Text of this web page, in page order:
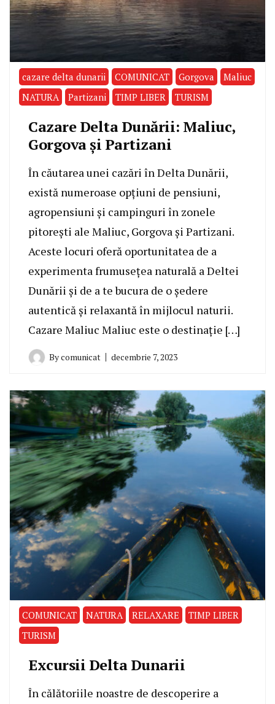
cazare delta dunarii COMUNICAT Gorgova
Maliuc
NATURA
Partizani TIMP LIBER TURISM
Cazare Delta Dunării: Maliuc,
Gorgova și Partizani
În căutarea unei cazări în Delta Dunării,
există numeroase opțiuni de pensiuni,
agropensiuni și campinguri în zonele
pitorești ale Maliuc, Gorgova și Partizani.
Aceste locuri oferă oportunitatea de a
experimenta frumusețea naturală a Deltei
Dunării și de a te bucura de o ședere
autentică și relaxantă în mijlocul naturii.
Cazare Maliuc Maliuc este o destinație […]
Bycomunicat decembrie 7, 2023
COMUNICAT NATURA RELAXARE
TIMP LIBER
TURISM
Excursii Delta Dunarii
În călătoriile noastre de descoperire a